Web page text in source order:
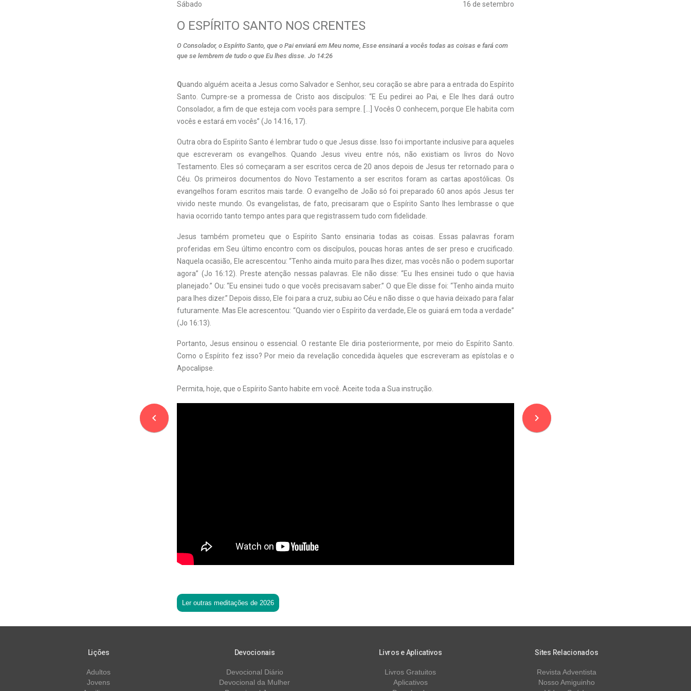
Sábado 16 de setembro
navigate_before
O ESPÍRITO SANTO NOS CRENTES
O Consolador, o Espírito Santo, que o Pai enviará em Meu nome, Esse ensinará a vocês todas as coisas e fará com
que se lembrem de tudo o que Eu lhes disse. Jo 14:26
Quando alguém aceita a Jesus como Salvador e Senhor, seu coração se abre para a entrada do Espírito
Santo. Cumpre-se a promessa de Cristo aos discípulos: “E Eu pedirei ao Pai, e Ele lhes dará outro
Consolador, a fim de que esteja com vocês para sempre. […] Vocês O conhecem, porque Ele habita com
vocês e estará em vocês” (Jo 14:16, 17).
Outra obra do Espírito Santo é lembrar tudo o que Jesus disse. Isso foi importante inclusive para aqueles
que escreveram os evangelhos. Quando Jesus viveu entre nós, não existiam os livros do Novo
Testamento. Eles só começaram a ser escritos cerca de 20 anos depois de Jesus ter retornado para o
Céu. Os primeiros documentos do Novo Testamento a ser escritos foram as cartas apostólicas. Os
evangelhos foram escritos mais tarde. O evangelho de João só foi preparado 60 anos após Jesus ter
vivido neste mundo. Os evangelistas, de fato, precisaram que o Espírito Santo lhes lembrasse o que
havia ocorrido tanto tempo antes para que registrassem tudo com fidelidade.
Jesus também prometeu que o Espírito Santo ensinaria todas as coisas. Essas palavras foram
proferidas em Seu último encontro com os discípulos, poucas horas antes de ser preso e crucificado.
Naquela ocasião, Ele acrescentou: “Tenho ainda muito para lhes dizer, mas vocês não o podem suportar
agora” (Jo 16:12). Preste atenção nessas palavras. Ele não disse: “Eu lhes ensinei tudo o que havia
planejado.” Ou: “Eu ensinei tudo o que vocês precisavam saber.” O que Ele disse foi: “Tenho ainda muito
para lhes dizer.” Depois disso, Ele foi para a cruz, subiu ao Céu e não disse o que havia deixado para falar
futuramente. Mas Ele acrescentou: “Quando vier o Espírito da verdade, Ele os guiará em toda a verdade”
(Jo 16:13).
Portanto, Jesus ensinou o essencial. O restante Ele diria posteriormente, por meio do Espírito Santo.
Como o Espírito fez isso? Por meio da revelação concedida àqueles que escreveram as epístolas e o
Apocalipse.
Permita, hoje, que o Espírito Santo habite em você. Aceite toda a Sua instrução.
Ler outras meditações de 2026
navigate_next
Lições
Adultos
Jovens
Devocionais
Devocional Diário
Devocional da Mulher
Livros e Aplicativos
Livros Gratuitos
Aplicativos
Sites Relacionados
Revista Adventista
Nosso Amiguinho